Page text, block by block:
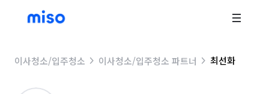
이사청소/입주청소 이사청소/입주청소 파트너 최선화